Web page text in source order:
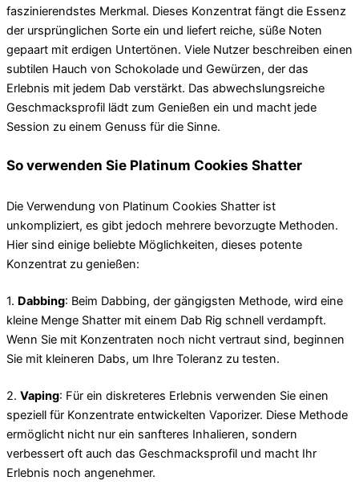
faszinierendstes Merkmal. Dieses Konzentrat fängt die Essenz
der ursprünglichen Sorte ein und liefert reiche, süße Noten
gepaart mit erdigen Untertönen. Viele Nutzer beschreiben einen
subtilen Hauch von Schokolade und Gewürzen, der das
Erlebnis mit jedem Dab verstärkt. Das abwechslungsreiche
Geschmacksprofil lädt zum Genießen ein und macht jede
Session zu einem Genuss für die Sinne.
So verwenden Sie Platinum Cookies Shatter
Die Verwendung von Platinum Cookies Shatter ist
unkompliziert, es gibt jedoch mehrere bevorzugte Methoden.
Hier sind einige beliebte Möglichkeiten, dieses potente
Konzentrat zu genießen:
1. Dabbing: Beim Dabbing, der gängigsten Methode, wird eine
kleine Menge Shatter mit einem Dab Rig schnell verdampft.
Wenn Sie mit Konzentraten noch nicht vertraut sind, beginnen
Sie mit kleineren Dabs, um Ihre Toleranz zu testen.
2. Vaping: Für ein diskreteres Erlebnis verwenden Sie einen
speziell für Konzentrate entwickelten Vaporizer. Diese Methode
ermöglicht nicht nur ein sanfteres Inhalieren, sondern
verbessert oft auch das Geschmacksprofil und macht Ihr
Erlebnis noch angenehmer.